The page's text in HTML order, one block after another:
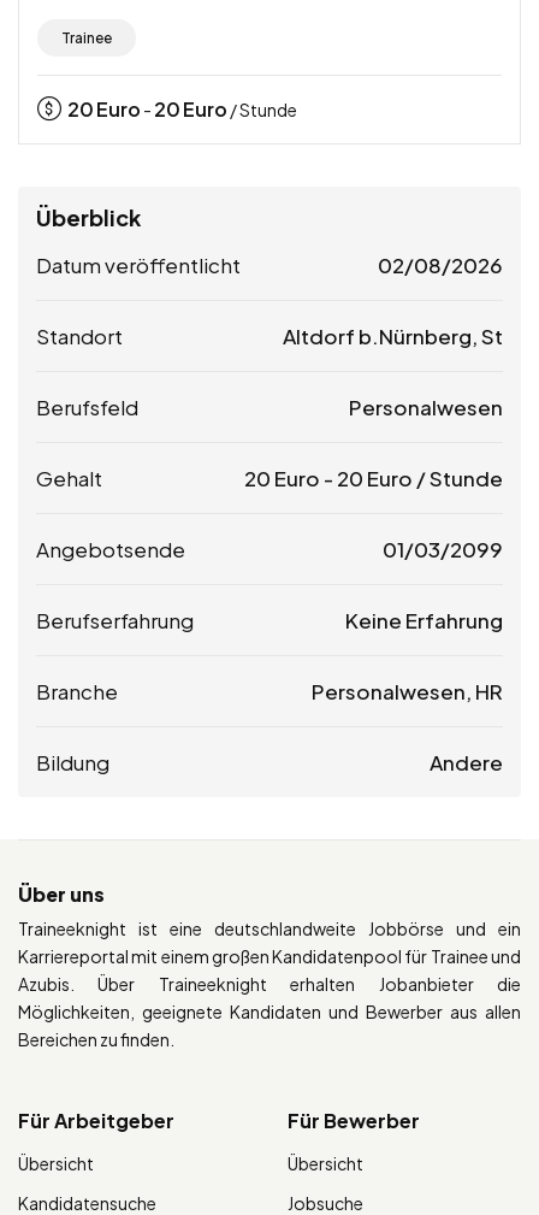
Trainee
20Euro - 20Euro / Stunde
Überblick
Datum veröffentlicht 02/08/2026
Standort Altdorf b.Nürnberg, St
Berufsfeld Personalwesen
Gehalt 20 Euro - 20 Euro / Stunde
Angebotsende 01/03/2099
Berufserfahrung Keine Erfahrung
Branche Personalwesen, HR
Bildung Andere
Über uns
Traineeknight ist eine deutschlandweite Jobbörse und ein
Karriereportal mit einem großen Kandidatenpool für Trainee und
Azubis. Über Traineeknight erhalten Jobanbieter die
Möglichkeiten, geeignete Kandidaten und Bewerber aus allen
Bereichen zu finden.
Für Arbeitgeber
Übersicht
Kandidatensuche
Für Bewerber
Übersicht
Jobsuche